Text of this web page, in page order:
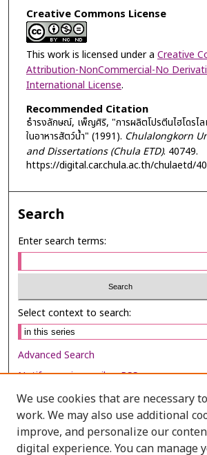
Creative Commons License
This work is licensed under a Creative
Attribution-NonCommercial-No
International License.
Recommended Citation
ธำรงลักษณ์, เพ็ญศิริ, "การผลิตโปรตีนไฮโดรไล
ในอาหารสัตว์น้ำ" (1991). Chulalongkorn
and Dissertations (Chula ETD). 40749.
https://digital.car.chula.ac.th/chulaetd/
Search
Enter search terms:
Select context to search:
Advanced Search
Notify me via email orRSS
Browse
Collections
Disciplines
We use cookies that are necessary
work. We may also use additional
improve, and personalize our
digital experience. You can manage